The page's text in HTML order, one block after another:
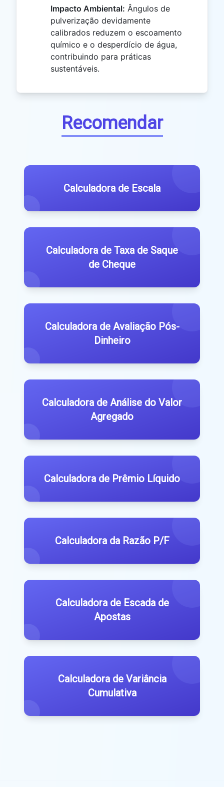
Impacto Ambiental: Ângulos de
pulverização devidamente
calibrados reduzem o escoamento
químico e o desperdício de água,
contribuindo para práticas
sustentáveis.
Recomendar
Calculadora de Escala
Calculadora de Taxa de Saque
de Cheque
Calculadora de Avaliação Pós-
Dinheiro
Calculadora de Análise do Valor
Agregado
Calculadora de Prêmio Líquido
Calculadora da Razão P/F
Calculadora de Escada de
Apostas
Calculadora de Variância
Cumulativa